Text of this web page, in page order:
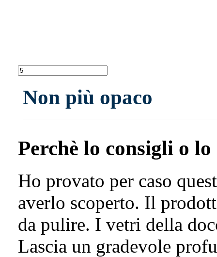
Non più opaco
Perchè lo consigli o
Ho provato per caso
averlo scoperto. Il
da pulire. I vetri della
Lascia un gradevole